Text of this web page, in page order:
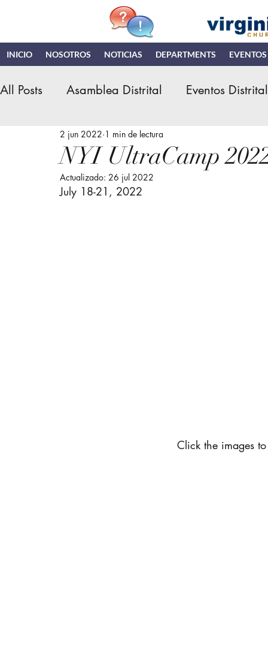
INICIO NOSOTROS NOTICIAS DEPARTMENTS EVENTOS
All Posts Asamblea Distrital Eventos
Retiro de Hombres Instituto Teologico
Asamblea General IDN
NYI UltraCamp
2 jun 2022 1 min de lectura
Actualizado: 26 jul 2022
July 18-21, 2022
Click the images